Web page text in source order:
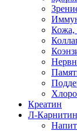
Кожа,
Креатин
Л-Карнитин